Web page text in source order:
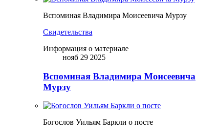
Вспоминая Владимира Моисеевича Мурзу
Свидетельства
Информация о материале
нояб 29 2025
Вспоминая Владимира Моисеевича
Мурзу
Богослов Уильям Баркли о посте